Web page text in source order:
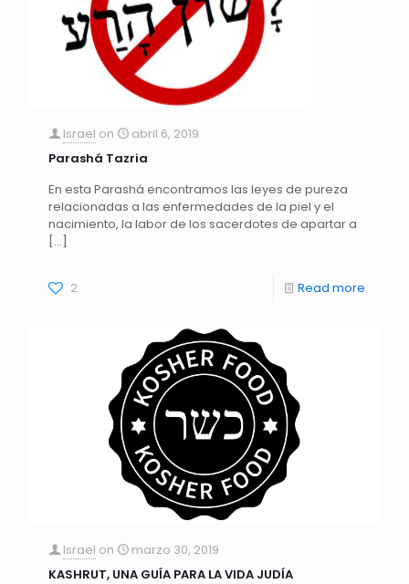
Israel on
abril 6, 2019
Parashá Tazria
En esta Parashá encontramos las leyes de pureza
relacionadas a las enfermedades de la piel y el
nacimiento, la labor de los sacerdotes de apartar a
[…]
2 Read more
Israel on
marzo 30, 2019
KASHRUT, UNA GUÍA PARA LA VIDA JUDÍA